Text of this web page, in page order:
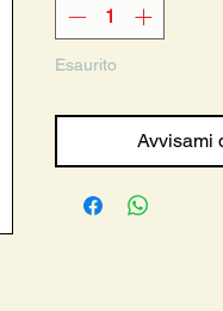
Esaurito
Avvisami